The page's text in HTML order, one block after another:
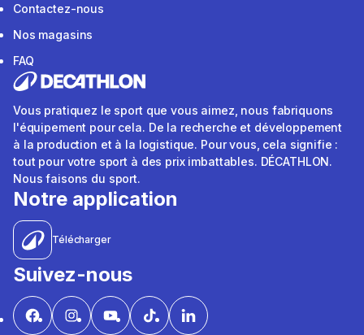
Contactez-nous
Nos magasins
FAQ
Vous pratiquez le sport que vous aimez, nous fabriquons
l'équipement pour cela. De la recherche et développement
à la production et à la logistique. Pour vous, cela signifie :
tout pour votre sport à des prix imbattables. DÉCATHLON.
Nous faisons du sport.
Notre application
Télécharger
Suivez-nous